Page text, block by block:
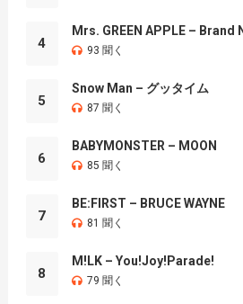
4
Mrs. GREEN APPLE – Brand
93 聞く
5
Snow Man – グッタイム
87 聞く
6
BABYMONSTER – MOON
85 聞く
7
BE:FIRST – BRUCE WAYNE
81 聞く
8
M!LK – You!Joy!Parade!
79 聞く